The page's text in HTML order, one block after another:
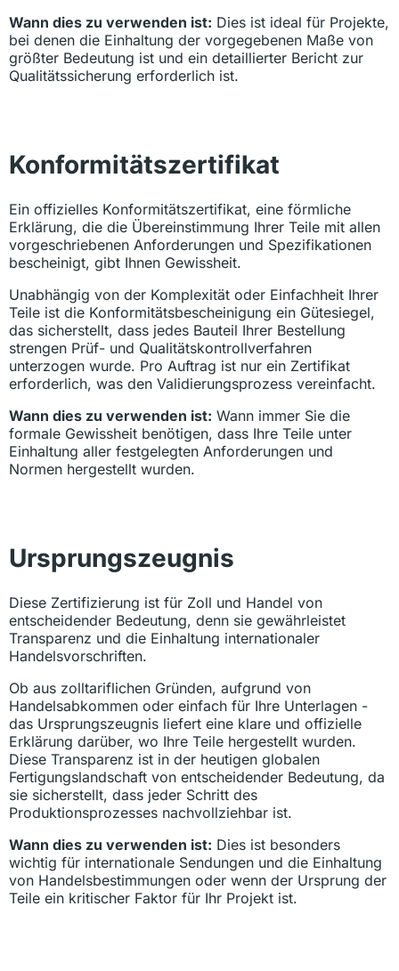
Wann dies zu verwenden ist: Dies ist ideal für Projekte,
bei denen die Einhaltung der vorgegebenen Maße von
größter Bedeutung ist und ein detaillierter Bericht zur
Qualitätssicherung erforderlich ist.
Konformitätszertifikat
Ein offizielles Konformitätszertifikat, eine förmliche
Erklärung, die die Übereinstimmung Ihrer Teile mit allen
vorgeschriebenen Anforderungen und Spezifikationen
bescheinigt, gibt Ihnen Gewissheit.
Unabhängig von der Komplexität oder Einfachheit Ihrer
Teile ist die Konformitätsbescheinigung ein Gütesiegel,
das sicherstellt, dass jedes Bauteil Ihrer Bestellung
strengen Prüf- und Qualitätskontrollverfahren
unterzogen wurde. Pro Auftrag ist nur ein Zertifikat
erforderlich, was den Validierungsprozess vereinfacht.
Wann dies zu verwenden ist: Wann immer Sie die
formale Gewissheit benötigen, dass Ihre Teile unter
Einhaltung aller festgelegten Anforderungen und
Normen hergestellt wurden.
Ursprungszeugnis
Diese Zertifizierung ist für Zoll und Handel von
entscheidender Bedeutung, denn sie gewährleistet
Transparenz und die Einhaltung internationaler
Handelsvorschriften.
Ob aus zolltariflichen Gründen, aufgrund von
Handelsabkommen oder einfach für Ihre Unterlagen -
das Ursprungszeugnis liefert eine klare und offizielle
Erklärung darüber, wo Ihre Teile hergestellt wurden.
Diese Transparenz ist in der heutigen globalen
Fertigungslandschaft von entscheidender Bedeutung, da
sie sicherstellt, dass jeder Schritt des
Produktionsprozesses nachvollziehbar ist.
Wann dies zu verwenden ist: Dies ist besonders
wichtig für internationale Sendungen und die Einhaltung
von Handelsbestimmungen oder wenn der Ursprung der
Teile ein kritischer Faktor für Ihr Projekt ist.